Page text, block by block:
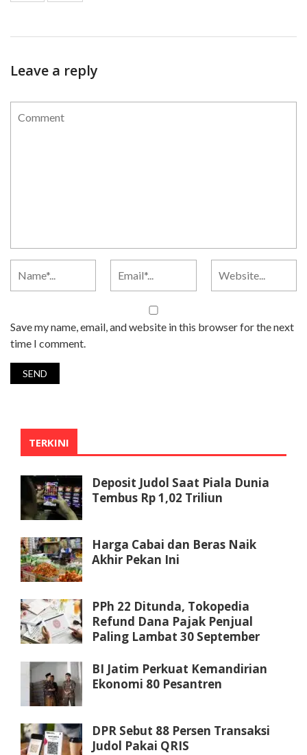
Leave a reply
Save my name, email, and website in this browser for the next
time I comment.
TERKINI
Deposit Judol Saat Piala Dunia
Tembus Rp 1,02 Triliun
Harga Cabai dan Beras Naik
Akhir Pekan Ini
PPh 22 Ditunda, Tokopedia
Refund Dana Pajak Penjual
Paling Lambat 30 September
BI Jatim Perkuat Kemandirian
Ekonomi 80 Pesantren
DPR Sebut 88 Persen Transaksi
Judol Pakai QRIS